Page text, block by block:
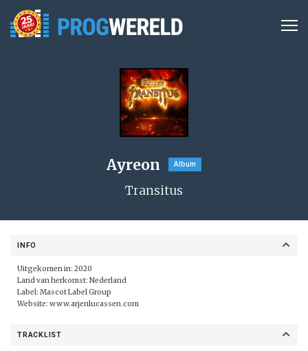
Ayreon Album
Transitus
INFO
Uitgekomen in: 2020
Land van herkomst: Nederland
Label: Mascot Label Group
Website: www.arjenlucassen.com
TRACKLIST